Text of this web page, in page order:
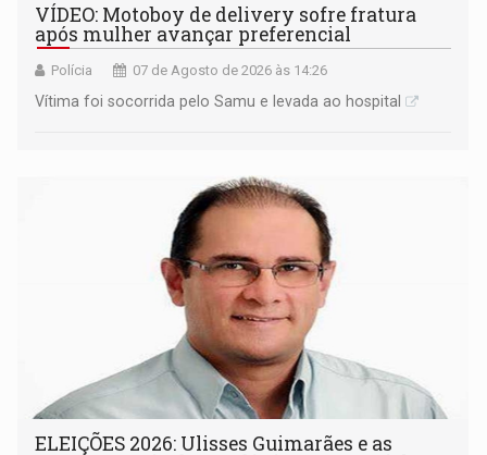
VÍDEO: Motoboy de delivery sofre fratura
após mulher avançar preferencial
Polícia 07 de Agosto de 2026 às 14:26
Vítima foi socorrida pelo Samu e levada ao hospital
ELEIÇÕES 2026: Ulisses Guimarães e as